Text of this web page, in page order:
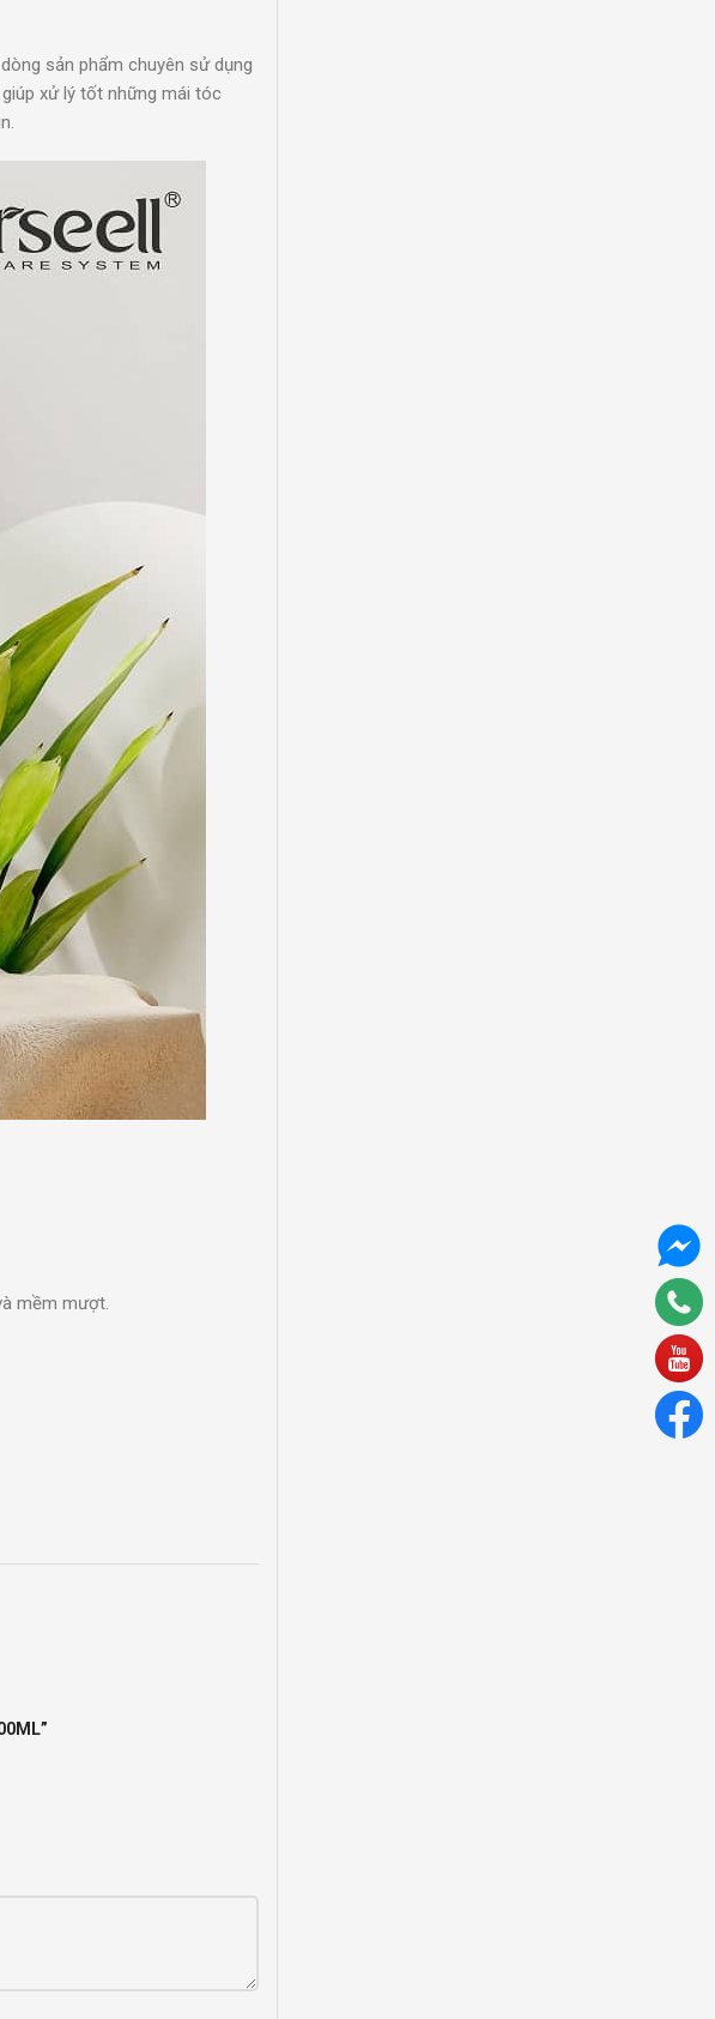
sản phẩm chuyên sử dụng
xử lý tốt những mái tóc
mềm mượt.